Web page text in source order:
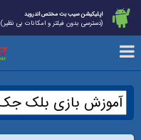
اپلیکیشن سیب بت مختص اندروید
(دسترسی بدون فیلتر و امکانات بی نظیر)